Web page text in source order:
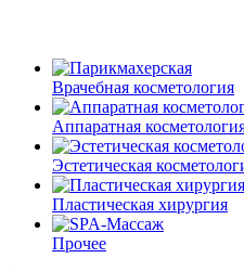
Врачебная косметология
Аппаратная
Эстетическая
Пластическая хирургия
Прочее